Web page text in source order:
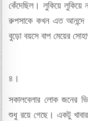
কেঁদেছিল। লুকিয়ে লুকিয়ে
রুপসাকে কখন এত আনন্দে
বুড়ো বয়সে বাপ মেয়ের
৪।
সকালবেলার লোক জনের
শুধু রয়ে গেছে। একটু খাবার